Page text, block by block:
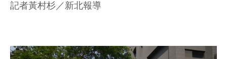
記者黃村杉／新北報導